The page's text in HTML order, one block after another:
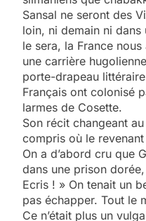
Sansal ne seront des
loin, ni demain ni
le sera, la France
une carrière
porte-drapeau
Français ont colonisé
larmes de Cosette.
Son récit changeant
compris où le
On a d’abord cru que
dans une prison
Ecris ! » On tenait un
pas échapper. Tout le
Ce n’était plus un